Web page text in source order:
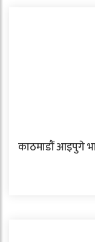
काठमाडौं आइपुगे